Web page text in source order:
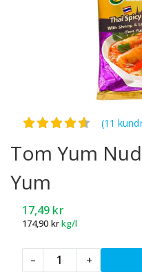
Betygsatt4.60 av 5
(11
Tom Yum
Yum
17,49 kr
174,90 krkg/l
–
Tom
Yum
+